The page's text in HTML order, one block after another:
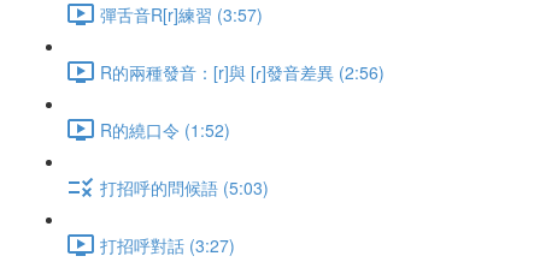
彈舌音R[r]練習 (3:57)
R的兩種發音：[r]與 [ɾ]發音差異 (2:56)
R的繞口令 (1:52)
打招呼的問候語 (5:03)
打招呼對話 (3:27)